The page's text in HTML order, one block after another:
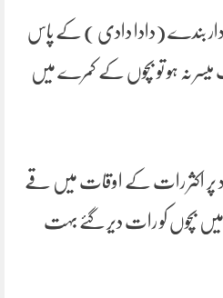
ذمہ دار بندے (دادا دادی ) کے پاس
میسر نہ ہو تو بچوں کے کمرے میں
پر اکثر رات کے اوقات میں قے
بچوں کو رات دیر گئے بہت